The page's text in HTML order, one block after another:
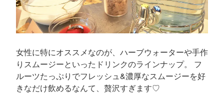
女性に特にオススメなのが、ハーブウォーターや手作
りスムージーといったドリンクのラインナップ。 フ
ルーツたっぷりでフレッシュ&濃厚なスムージーを好
きなだけ飲めるなんて、贅沢すぎます♡